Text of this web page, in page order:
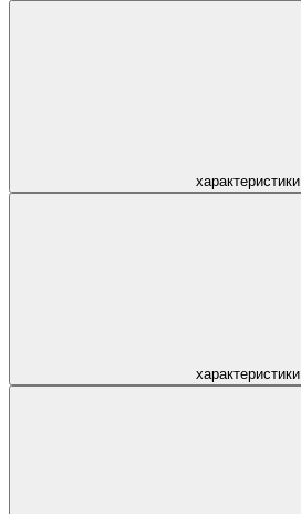
характеристики
характеристики